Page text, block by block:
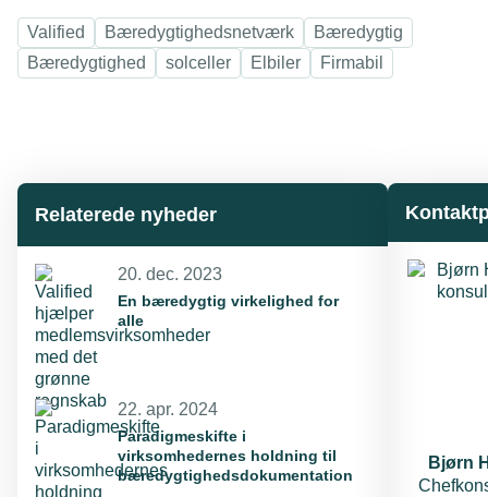
Valified Bæredygtighedsnetværk
Bæredygtig
Bæredygtighed
solceller Elbiler Firmabil
Relaterede nyheder
20. dec. 2023
En bæredygtig virkelighed for
alle
22. apr. 2024
Paradigmeskifte i
virksomhedernes holdning til
bæredygtighedsdokumentation
Bjørn